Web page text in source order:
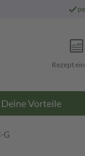
Rezept
Deine Vorteile
G